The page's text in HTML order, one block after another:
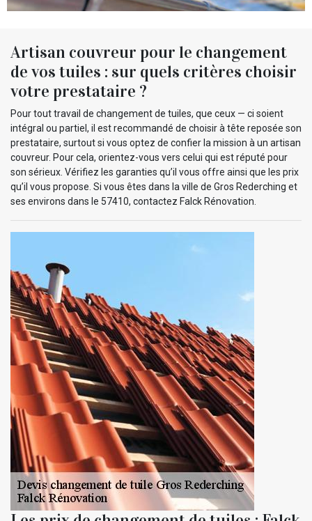
Artisan couvreur pour le changement
de vos tuiles : sur quels critères choisir
votre prestataire ?
Pour tout travail de changement de tuiles, que ceux — ci soient
intégral ou partiel, il est recommandé de choisir à tête reposée son
prestataire, surtout si vous optez de confier la mission à un artisan
couvreur. Pour cela, orientez-vous vers celui qui est réputé pour
son sérieux. Vérifiez les garanties qu’il vous offre ainsi que les prix
qu’il vous propose. Si vous êtes dans la ville de Gros Rederching et
ses environs dans le 57410, contactez Falck Rénovation.